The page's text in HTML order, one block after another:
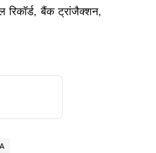
बैंक ट्रांजैक्शन,